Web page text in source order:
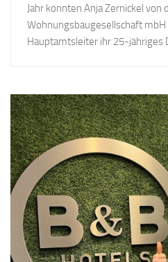
Jahr konnten Anja Zernickel von
Wohnungsbaugesellschaft mbH
Hauptamtsleiter ihr 25-jähriges